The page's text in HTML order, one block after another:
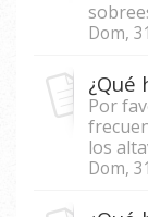
Dom,
Por
los
Dom,